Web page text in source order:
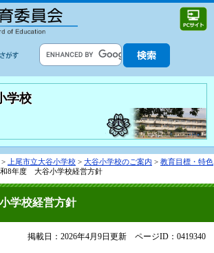
学校
> 上尾市立大谷小学校 > 大谷小学校のご案内 > 教育目標・特色
8年度 大谷小学校経営方針
学校経営方針
掲載日：2026年4月9日更新 ページID：0419340